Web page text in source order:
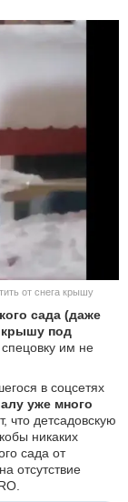
от снега крышу
сада (даже
крышу под
им не
в соцсетях
уже много
что детсадовскую
никаких
сада от
отсутствие